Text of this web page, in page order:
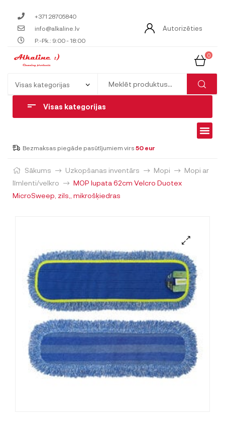
+371 28705840
info@alkaline.lv
P.-Pk.: 9:00 - 18:00
Autorizēties
0
Visas kategorijas
Bezmaksas piegāde pasūtījumiem virs 50 eur
Sākums Uzkopšanas inventārs Mopi
Mopi ar
līmlenti/velkro
MOP lupata 62cm Velcro Duotex
MicroSweep, zils,, mikrošķiedras